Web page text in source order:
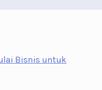
Bisnis untuk